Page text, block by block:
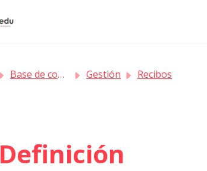
Base de conocimientos Gestión Recibos
Definición